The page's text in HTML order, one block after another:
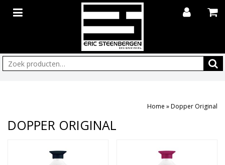
Zoeken:
Home »Dopper Original
DOPPER ORIGINAL